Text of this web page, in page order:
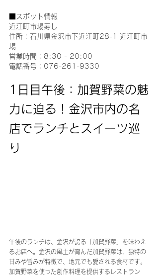
■スポット情報
近江町市場寿し
住所：石川県金沢市下近江町28-1 近江町市
場
営業時間：8:30 - 20:00
電話番号：076-261-9330
1日目午後：加賀野菜の魅
力に迫る！金沢市内の名
店でランチとスイーツ巡
り
午後のランチは、金沢が誇る「加賀野菜」を味わえ
るお店へ。金沢の風土が育んだ加賀野菜は、独特の
甘みや旨みが特徴で、地元でも愛される食材です。
加賀野菜を使った創作料理を提供するレストラン